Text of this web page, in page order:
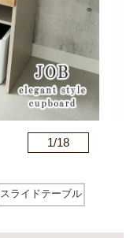
1/18
スライドテーブル